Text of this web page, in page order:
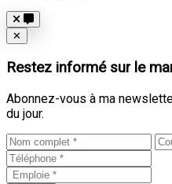
Close
✕
Restez informé sur le
Abonnez-vous à ma
du jour.